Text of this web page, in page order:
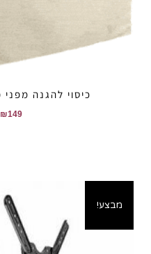
כיסוי להגנה מפני
₪149
מבצע!